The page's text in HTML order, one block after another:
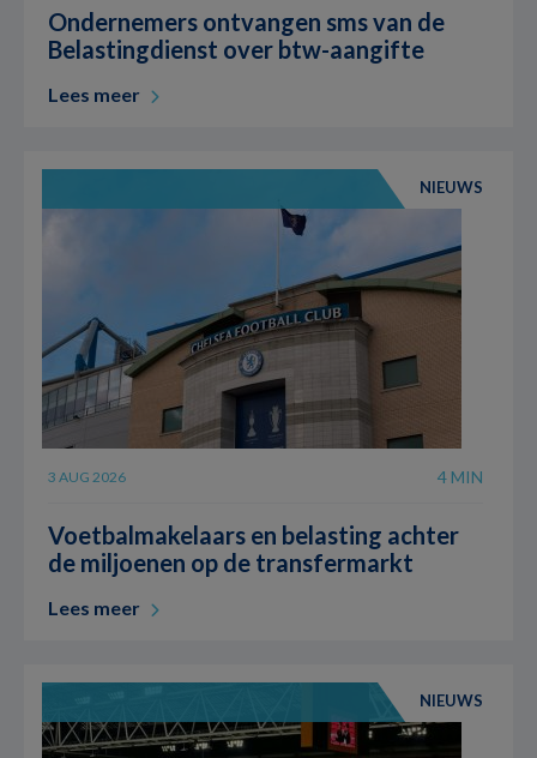
Ondernemers ontvangen sms van de
Belastingdienst over btw-aangifte
Lees meer
NIEUWS
3 AUG 2026 4 MIN
Voetbalmakelaars en belasting achter
de miljoenen op de transfermarkt
Lees meer
NIEUWS